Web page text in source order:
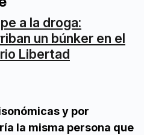
a la droga:
un búnker en el
Libertad
y por
la misma persona que